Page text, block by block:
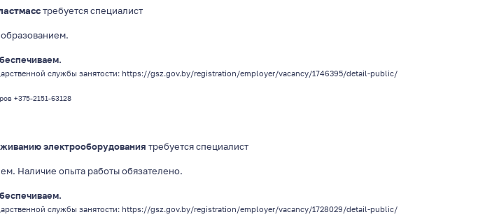
требуется специалист
образованием.
службы занятости: https://gsz.gov.by/registration/employer/vacancy/1746395/detail-public/
+375-2151-63128
электрооборудования требуется специалист
. Наличие опыта работы обязателено.
службы занятости: https://gsz.gov.by/registration/employer/vacancy/1728029/detail-public/